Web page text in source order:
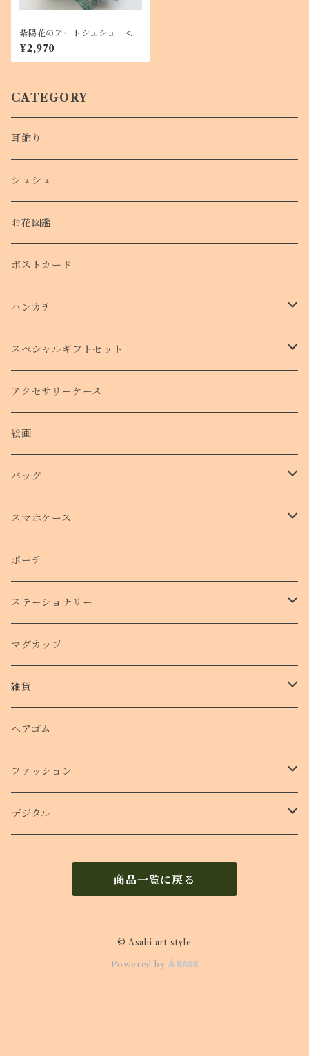
紫陽花のアートシュシュ <As
ahi art styleオリジナルテキス
タイル> お花柄のビッグシュシ
ュ
¥2,970
CATEGORY
耳飾り
シュシュ
お花図鑑
ポストカード
ハンカチ
タオルハンカチ
スペシャルギフトセット
クリスマスコフレ
アクセサリーケース
絵画
バッグ
トートバッグ
スマホケース
側面プリントハードケース
手帳型スマホケース
クリアケース
クッションバンパーケース
スマホリング
ショルダー付きケース
ポーチ
ステーショナリー
カード
クリアファイル
ステッカー
マグカップ
雑貨
パスケース
ヘアゴム
ファッション
Ｔシャツ
デジタル
商品一覧に戻る
© Asahi art style
Powered by